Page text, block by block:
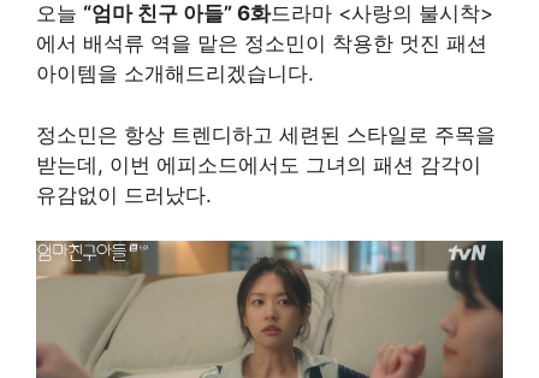
오늘 “엄마 친구 아들” 6화드라마 <사랑의 불시착>
에서 배석류 역을 맡은 정소민이 착용한 멋진 패션
아이템을 소개해드리겠습니다.
정소민은 항상 트렌디하고 세련된 스타일로 주목을
받는데, 이번 에피소드에서도 그녀의 패션 감각이
유감없이 드러났다.